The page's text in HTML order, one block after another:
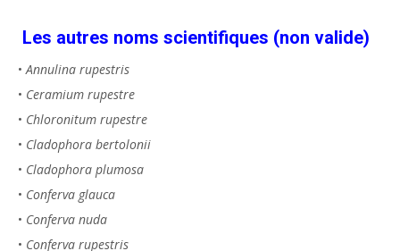
Les autres noms scientifiques (non valide)
•Annulina rupestris
• Ceramium rupestre
• Chloronitum rupestre
• Cladophora bertolonii
• Cladophora plumosa
• Conferva glauca
• Conferva nuda
• Conferva rupestris